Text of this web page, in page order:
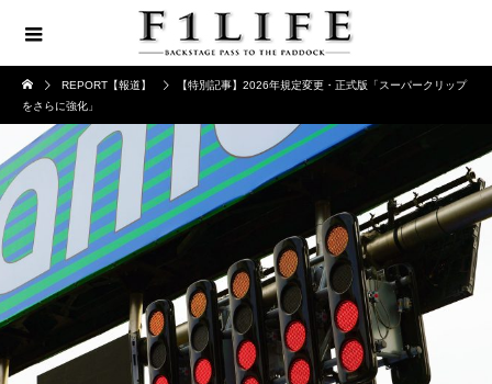
REPORT【報道】
【特別記事】2026年規定変更・正式版「スーパークリップ
をさらに強化」